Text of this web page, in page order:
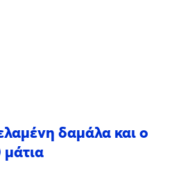
δαμάλα και ο